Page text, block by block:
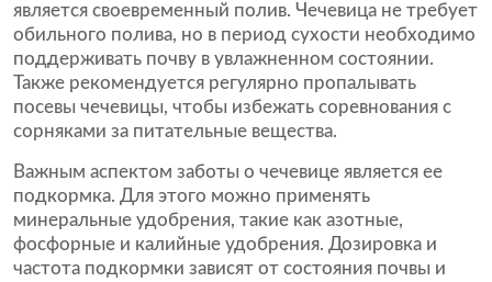
является своевременный полив. Чечевица не требует
обильного полива, но в период сухости необходимо
поддерживать почву в увлажненном состоянии.
Также рекомендуется регулярно пропалывать
посевы чечевицы, чтобы избежать соревнования с
сорняками за питательные вещества.
Важным аспектом заботы о чечевице является ее
подкормка. Для этого можно применять
минеральные удобрения, такие как азотные,
фосфорные и калийные удобрения. Дозировка и
частота подкормки зависят от состояния почвы и